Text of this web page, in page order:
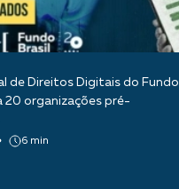
de Direitos Digitais do Fundo
20 organizações pré-
6 min